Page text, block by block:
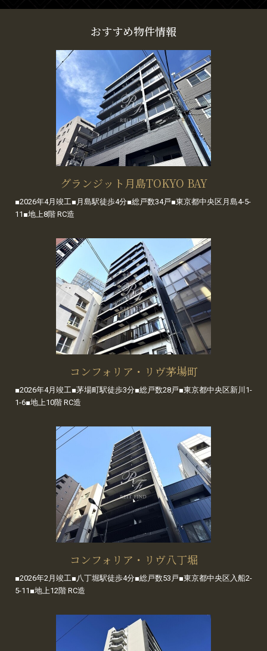
おすすめ物件情報
グランジット月島TOKYO BAY
■2026年4月竣工■月島駅徒歩4分■総戸数34戸■東京都中央区月島4-5-
11■地上8階 RC造
コンフォリア・リヴ茅場町
■2026年4月竣工■茅場町駅徒歩3分■総戸数28戸■東京都中央区新川1-
1-6■地上10階 RC造
コンフォリア・リヴ八丁堀
■2026年2月竣工■八丁堀駅徒歩4分■総戸数53戸■東京都中央区入船2-
5-11■地上12階 RC造